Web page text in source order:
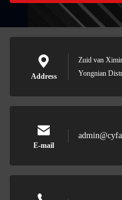
Address
Zuid van
Yongnian
E-mail